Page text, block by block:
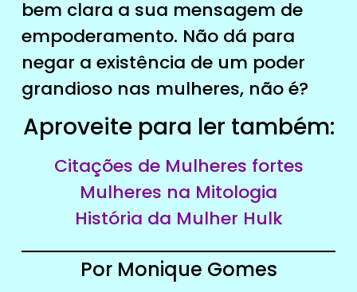
bem clara a sua mensagem de
empoderamento. Não dá para
negar a existência de um poder
grandioso nas mulheres, não é?
Aproveite para ler também:
Citações de Mulheres fortes
Mulheres na Mitologia
História da Mulher Hulk
Por Monique Gomes